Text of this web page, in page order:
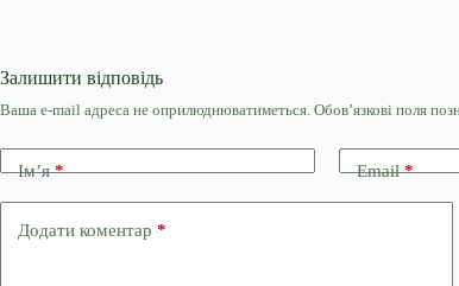
Залишити відповідь
Ваша e-mail адреса не оприлюднюватиметься. Обов’язкові поля
Ім’я* Email*
Додати коментар *